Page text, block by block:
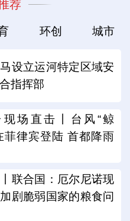
荐
环创 城市
设立运河特定区域安
指挥部
现场直击丨台风“鲸
菲律宾登陆 首都降雨
联合国：厄尔尼诺现
剧脆弱国家的粮食问